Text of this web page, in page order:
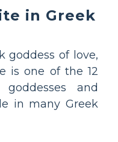
in Greek
goddess of love,
is one of the 12
and
in many Greek